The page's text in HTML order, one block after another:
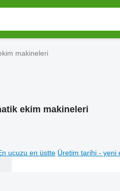
makineleri
ekim makineleri
ucuzu en üstte Üretim tarihi - yeni